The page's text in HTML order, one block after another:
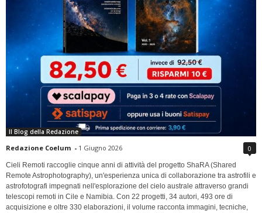
Il Blog della Redazione
Redazione Coelum - 1 Giugno 2026 0
Cieli Remoti raccoglie cinque anni di attività del progetto ShaRA (Shared
Remote Astrophotography), un'esperienza unica di collaborazione tra astrofili e
astrofotografi impegnati nell'esplorazione del cielo australe attraverso grandi
telescopi remoti in Cile e Namibia. Con 22 progetti, 34 autori, 493 ore di
acquisizione e oltre 330 elaborazioni, il volume racconta immagini, tecniche,